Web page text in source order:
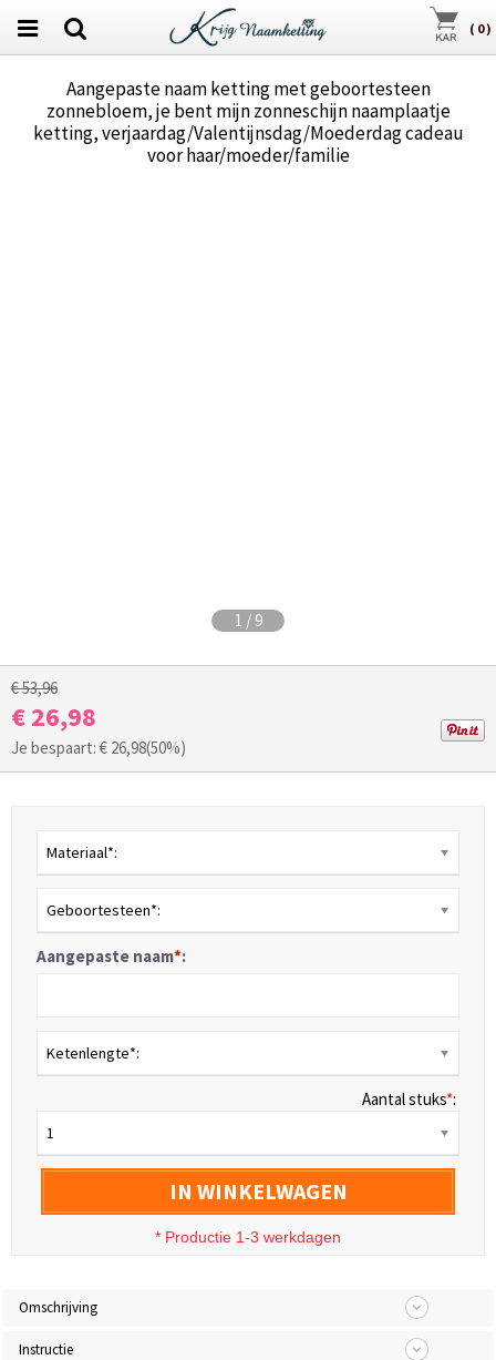
( 0)
Aangepaste naam ketting met geboortesteen
zonnebloem, je bent mijn zonneschijn naamplaatje
ketting, verjaardag/Valentijnsdag/Moederdag cadeau
voor haar/moeder/familie
1 / 9
€ 53,96
€ 26,98
Je bespaart: € 26,98(50%)
Materiaal*:
Geboortesteen*:
Aangepaste naam*:
Ketenlengte*:
Aantal stuks*:
1
IN WINKELWAGEN
* Productie 1-3 werkdagen
Omschrijving
Instructie